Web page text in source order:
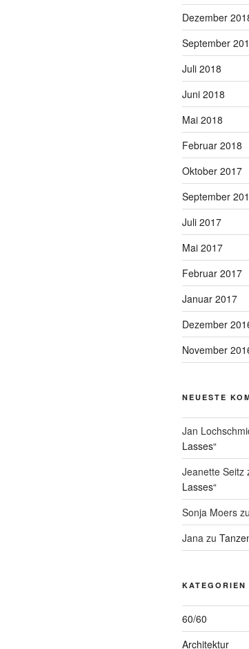
Dezember
September
Juli 2018
Juni 2018
Mai 2018
Februar 2018
Oktober 2017
September
Juli 2017
Mai 2017
Februar 2017
Januar 2017
Dezember
November
NEUESTE
Jan
Lasses“
Jeanette Seitz
Lasses“
Sonja Moers
Jana zu
KATEGORIEN
60/60
Architektur